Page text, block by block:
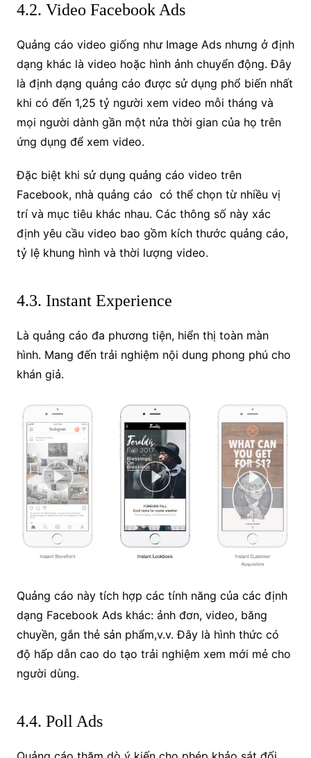
4.2. Video Facebook Ads
Quảng cáo video giống như Image Ads nhưng ở định
dạng khác là video hoặc hình ảnh chuyển động. Đây
là định dạng quảng cáo được sử dụng phổ biến nhất
khi có đến 1,25 tỷ người xem video mỗi tháng và
mọi người dành gần một nửa thời gian của họ trên
ứng dụng để xem video.
Đặc biệt khi sử dụng quảng cáo video trên
Facebook, nhà quảng cáo có thể chọn từ nhiều vị
trí và mục tiêu khác nhau. Các thông số này xác
định yêu cầu video bao gồm kích thước quảng cáo,
tỷ lệ khung hình và thời lượng video.
4.3. Instant Experience
Là quảng cáo đa phương tiện, hiển thị toàn màn
hình. Mang đến trải nghiệm nội dung phong phú cho
khán giả.
Quảng cáo này tích hợp các tính năng của các định
dạng Facebook Ads khác: ảnh đơn, video, băng
chuyền, gắn thẻ sản phẩm,v.v. Đây là hình thức có
độ hấp dẫn cao do tạo trải nghiệm xem mới mẻ cho
người dùng.
4.4. Poll Ads